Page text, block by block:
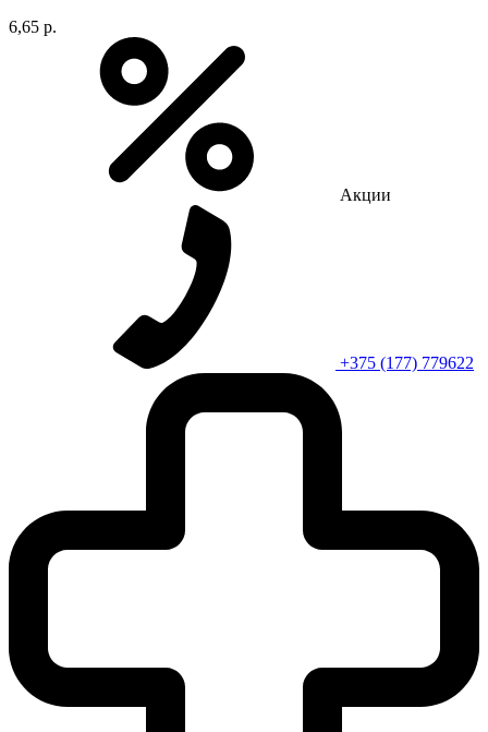
6,65 р.
Акции
+375 (177) 779622